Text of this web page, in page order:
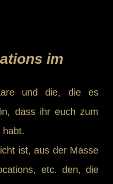
im
und die, die es
dass ihr euch zum
habt.
ist, aus der Masse
etc. den, die